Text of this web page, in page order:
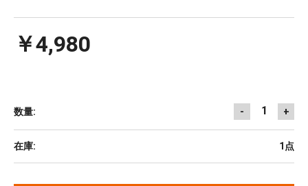
￥4,980
数量: - 1 +
在庫: 1点